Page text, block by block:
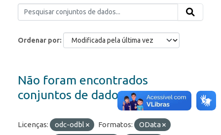
Ordenar por
Não foram encontrados
conjuntos de dados
Licenças: odc-odbl Formatos:
OData